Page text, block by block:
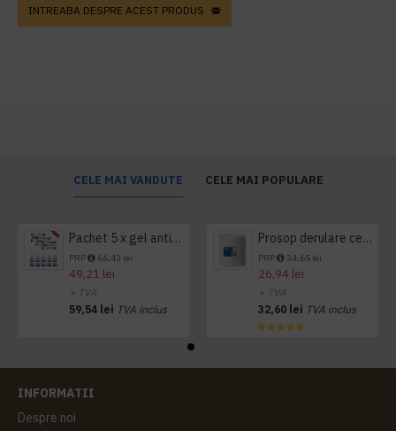
INTREABA DESPRE ACEST PRODUS
CELE MAI VANDUTE CELE MAI POPULARE
Pachet 5 x gel antibacterian 50ml si 3 x Servetele antibacteriene 48 buc Hygienium
PRP 66,43 lei
49,21 lei
+ TVA
59,54 lei TVA inclus
Prosop derulare centrala 1 pliu, 300 m Tork
PRP 34,65 lei
26,94 lei
+ TVA
32,60 lei TVA inclus
INFORMATII
Despre noi